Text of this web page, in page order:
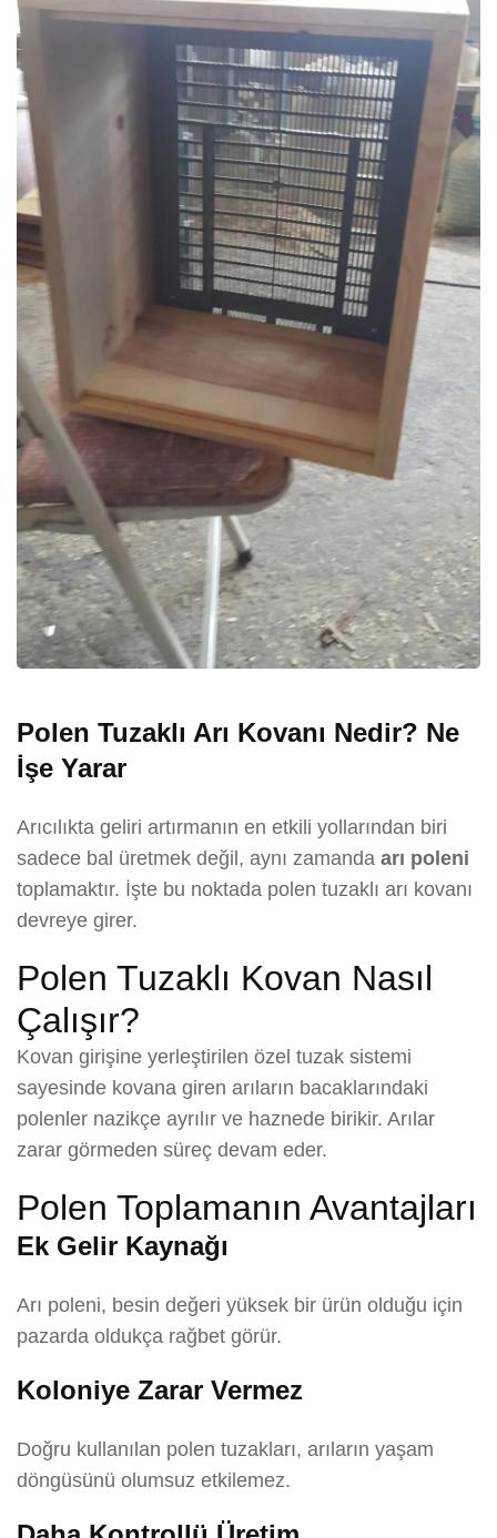
Polen Tuzaklı Arı Kovanı Nedir? Ne
İşe Yarar
Arıcılıkta geliri artırmanın en etkili yollarından biri
sadece bal üretmek değil, aynı zamanda arı poleni
toplamaktır. İşte bu noktada polen tuzaklı arı kovanı
devreye girer.
Polen Tuzaklı Kovan Nasıl
Çalışır?
Kovan girişine yerleştirilen özel tuzak sistemi
sayesinde kovana giren arıların bacaklarındaki
polenler nazikçe ayrılır ve haznede birikir. Arılar
zarar görmeden süreç devam eder.
Polen Toplamanın Avantajları
Ek Gelir Kaynağı
Arı poleni, besin değeri yüksek bir ürün olduğu için
pazarda oldukça rağbet görür.
Koloniye Zarar Vermez
Doğru kullanılan polen tuzakları, arıların yaşam
döngüsünü olumsuz etkilemez.